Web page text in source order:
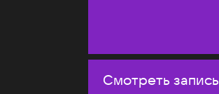
Смотреть запись